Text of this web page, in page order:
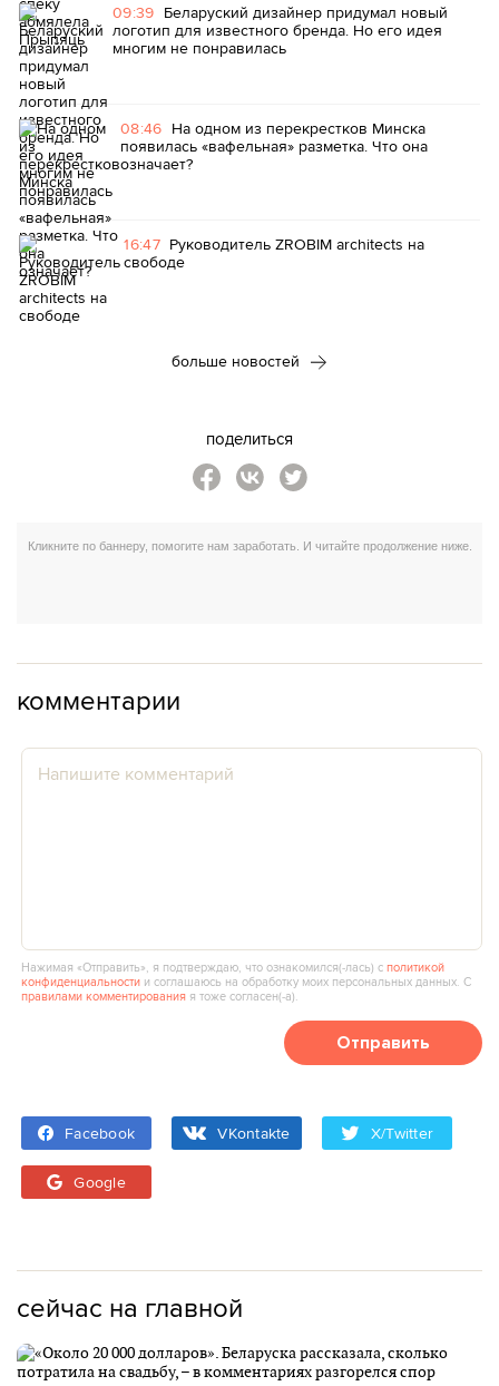
09:39 Беларуский дизайнер придумал новый
логотип для известного бренда. Но его идея
многим не понравилась
08:46 На одном из перекрестков Минска
появилась «вафельная» разметка. Что она
означает?
16:47 Руководитель ZROBIM architects на
свободе
больше новостей
поделиться
комментарии
Нажимая «Отправить», я подтверждаю, что ознакомился(‑лась) сполитикой
конфиденциальности и соглашаюсь на обработку моих персональных данных. С
правилами комментирования я тоже согласен(‑а).
Отправить
Facebook VKontakte X/Twitter
Google
сейчас на главной